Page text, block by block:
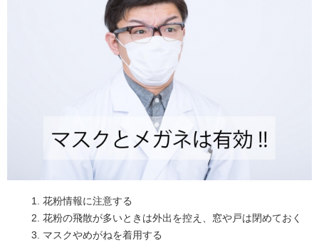
花粉情報に注意する
花粉の飛散が多いときは外出を控え、窓や戸は閉めておく
マスクやめがねを着用する